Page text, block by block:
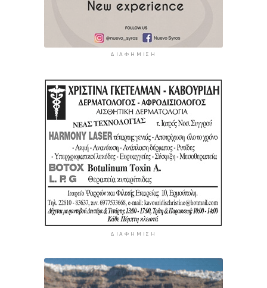
ΔΙΑΦΉΜΙΣΗ
ΔΙΑΦΉΜΙΣΗ